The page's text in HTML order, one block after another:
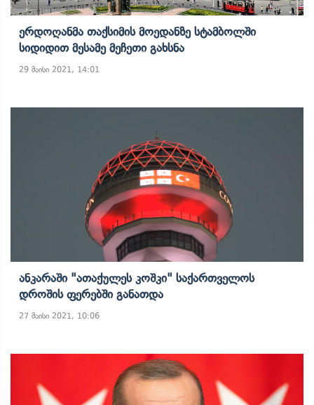
Ერდოღანმა Თაქსიმის Მოედანზე Სტამბოლში
Სიდიდით Მესამე Მეჩეთი Გახსნა
29 მაისი 2021, 14:01
Ანკარაში "ათაქულეს Კოშკი" Საქართველოს
Დროშის Ფერებში Განათდა
27 მაისი 2021, 10:06